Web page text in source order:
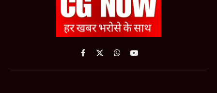
Facebook
X
WhatsApp
YouTube